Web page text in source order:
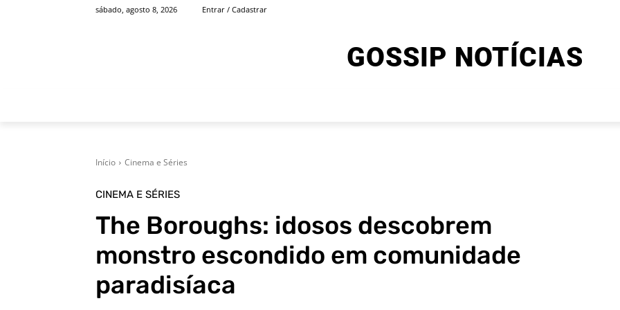
sábado, agosto 8, 2026 Entrar / Cadastrar
GOSSIP NOTÍCIAS
Início Cinema e Séries
CINEMA E SÉRIES
The Boroughs: idosos descobrem
monstro escondido em comunidade
paradisíaca